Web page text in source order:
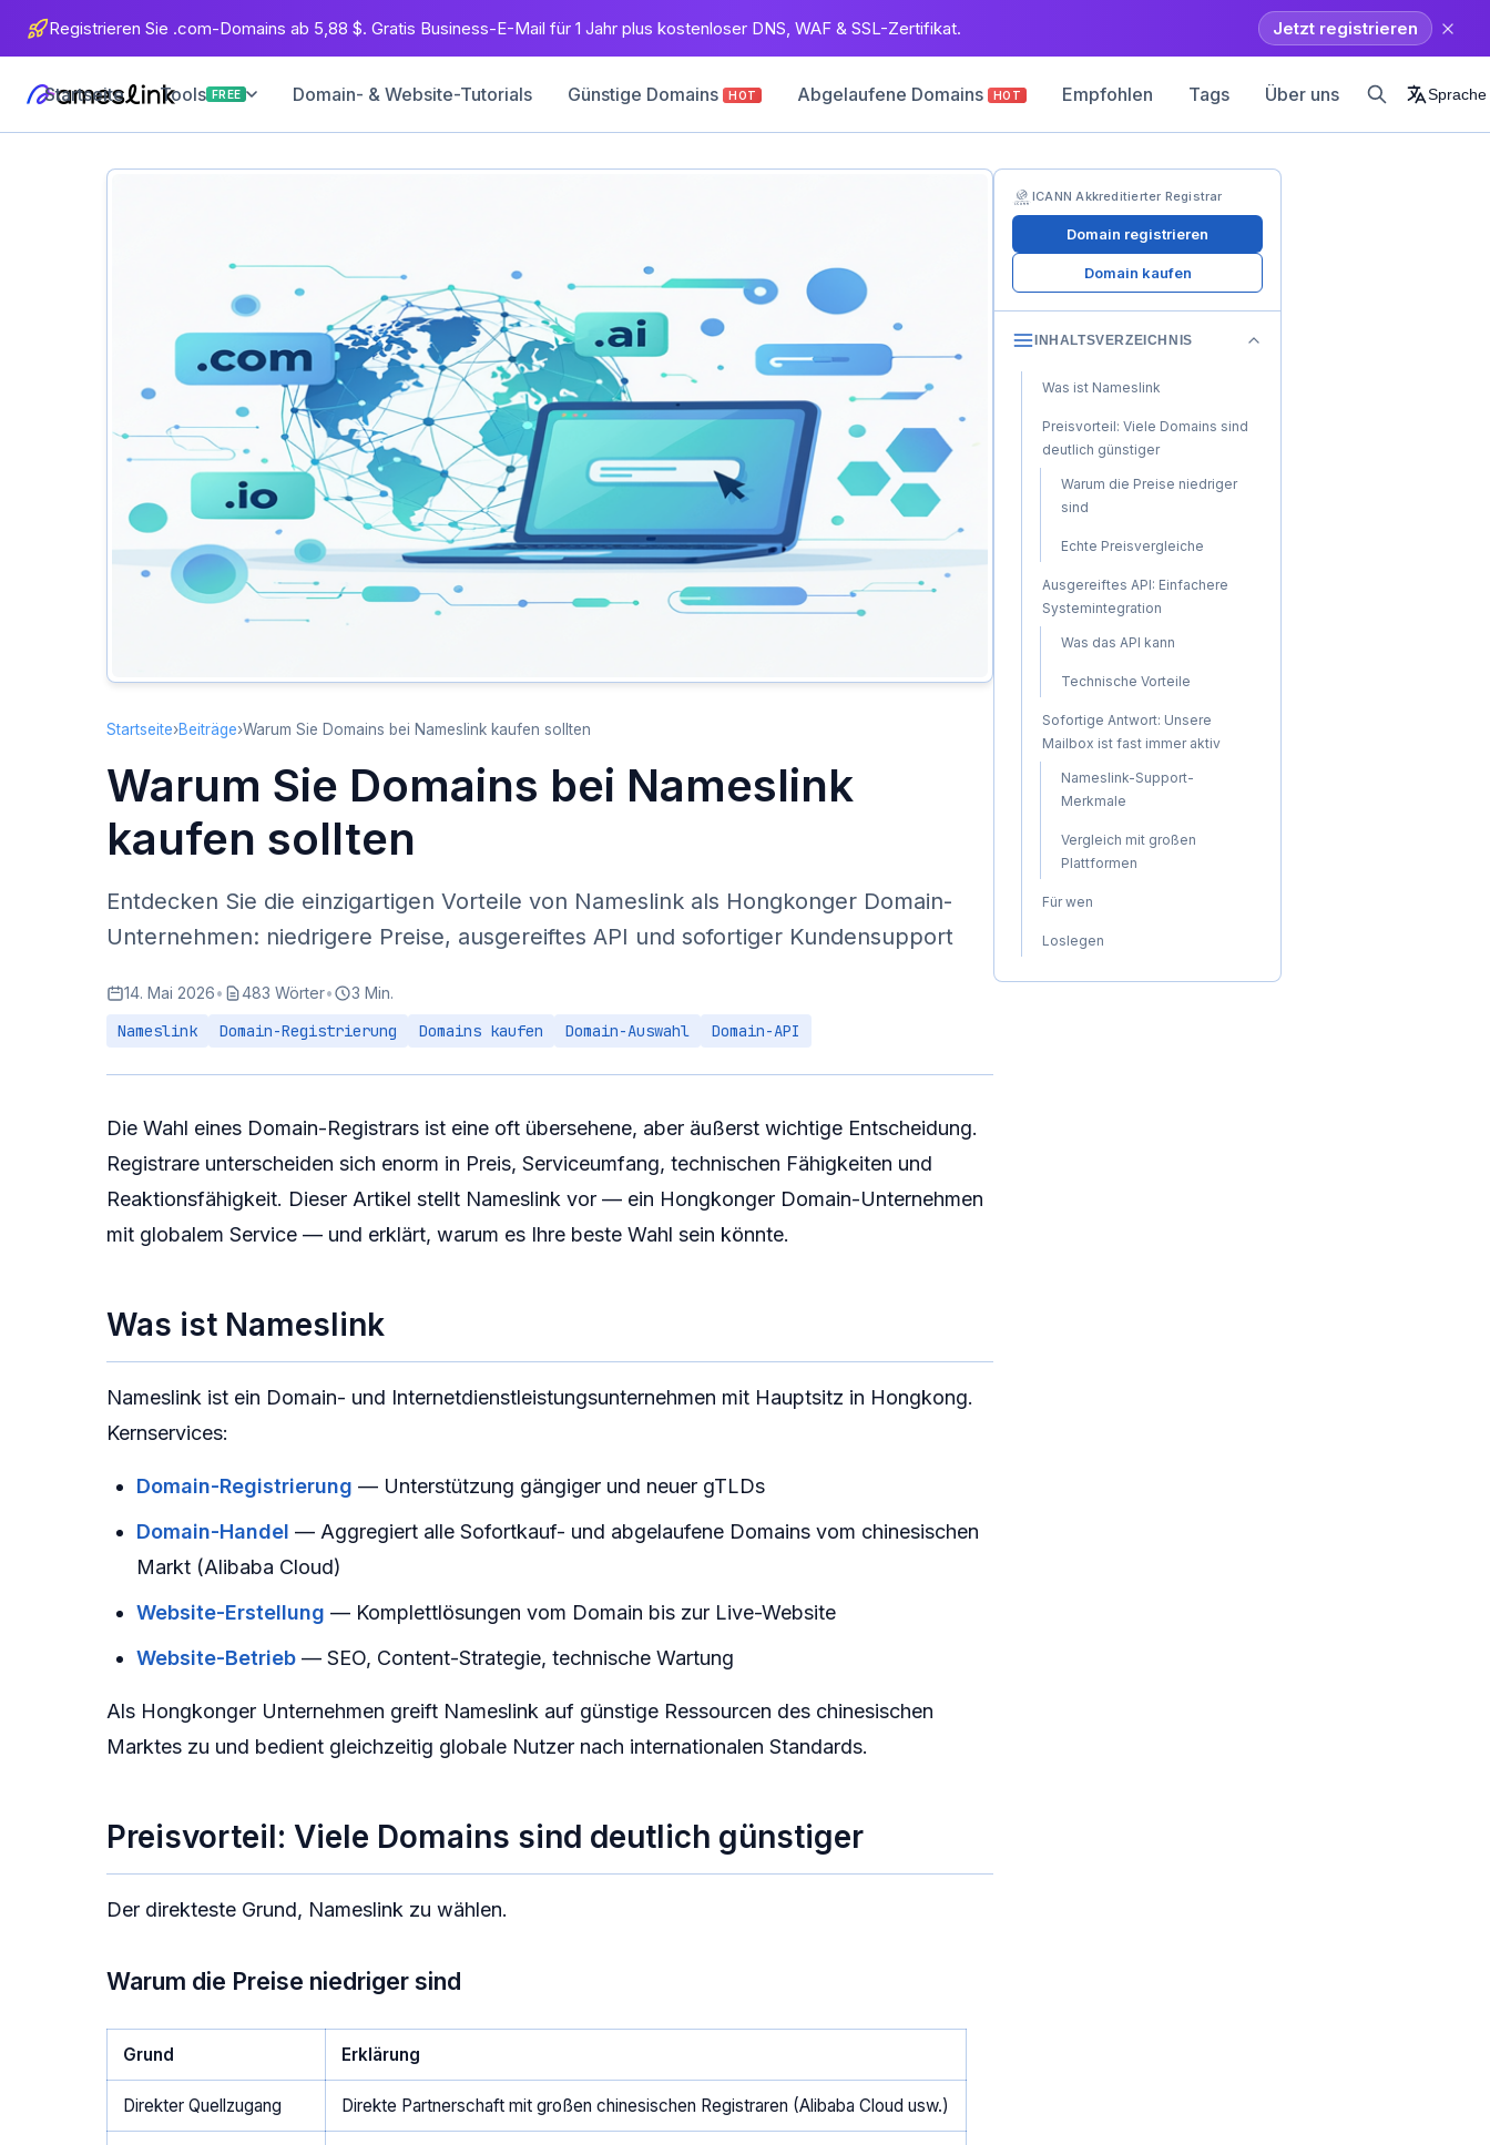
Registrieren Sie .com-Domains ab 5,88 $. Gratis Business-E-Mail für 1 Jahr plus kostenloser DNS, WAF & SSL-Zertifikat. Jetzt registrieren
Startseite Tools FREE Domain- & Website-Tutorials Günstige Domains HOT Abgelaufene Domains HOT Empfohlen Tags Über uns Sprache
Startseite›Beiträge›Warum Sie Domains bei Nameslink kaufen sollten
Warum Sie Domains bei Nameslink
kaufen sollten
Entdecken Sie die einzigartigen Vorteile von Nameslink als Hongkonger Domain-
Unternehmen: niedrigere Preise, ausgereiftes API und sofortiger Kundensupport
14. Mai 2026• 483 Wörter• 3 Min.
Nameslink Domain-Registrierung Domains kaufen Domain-Auswahl Domain-API
Die Wahl eines Domain-Registrars ist eine oft übersehene, aber äußerst wichtige Entscheidung.
Registrare unterscheiden sich enorm in Preis, Serviceumfang, technischen Fähigkeiten und
Reaktionsfähigkeit. Dieser Artikel stellt Nameslink vor — ein Hongkonger Domain-Unternehmen
mit globalem Service — und erklärt, warum es Ihre beste Wahl sein könnte.
Was ist Nameslink
Nameslink ist ein Domain- und Internetdienstleistungsunternehmen mit Hauptsitz in Hongkong.
Kernservices:
Domain-Registrierung — Unterstützung gängiger und neuer gTLDs
Domain-Handel — Aggregiert alle Sofortkauf- und abgelaufene Domains vom chinesischen
Markt (Alibaba Cloud)
Website-Erstellung — Komplettlösungen vom Domain bis zur Live-Website
Website-Betrieb — SEO, Content-Strategie, technische Wartung
Als Hongkonger Unternehmen greift Nameslink auf günstige Ressourcen des chinesischen
Marktes zu und bedient gleichzeitig globale Nutzer nach internationalen Standards.
Preisvorteil: Viele Domains sind deutlich günstiger
Der direkteste Grund, Nameslink zu wählen.
Warum die Preise niedriger sind
Grund Erklärung
Direkter Quellzugang Direkte Partnerschaft mit großen chinesischen Registraren (Alibaba Cloud usw.)
ICANN Akkreditierter Registrar
Domain registrieren
Domain kaufen
INHALTSVERZEICHNIS
Was ist Nameslink
Preisvorteil: Viele Domains sind
deutlich günstiger
Warum die Preise niedriger
sind
Echte Preisvergleiche
Ausgereiftes API: Einfachere
Systemintegration
Was das API kann
Technische Vorteile
Sofortige Antwort: Unsere
Mailbox ist fast immer aktiv
Nameslink-Support-
Merkmale
Vergleich mit großen
Plattformen
Für wen
Loslegen